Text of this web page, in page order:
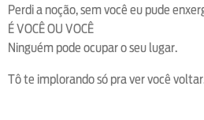
Perdi a noção, sem você eu pude
É VOCÊ OU VOCÊ
Ninguém pode ocupar o seu lugar.
Tô te implorando só pra ver você